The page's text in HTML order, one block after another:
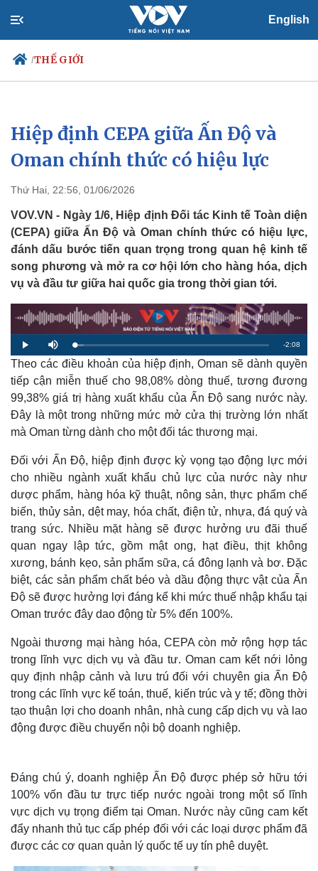
English
/THẾ GIỚI
Chính trị
Đảng
Tổ chức nhân sự
Nhận diện sự thật
Xã hội
Tin 24h
Dự báo thời tiết
Việc làm
Biển đảo
Hiệp định CEPA giữa Ấn Độ và
Oman chính thức có hiệu lực
Thứ Hai, 22:56, 01/06/2026
VOV.VN - Ngày 1/6, Hiệp định Đối tác Kinh tế Toàn diện
(CEPA) giữa Ấn Độ và Oman chính thức có hiệu lực,
đánh dấu bước tiến quan trọng trong quan hệ kinh tế
song phương và mở ra cơ hội lớn cho hàng hóa, dịch
vụ và đầu tư giữa hai quốc gia trong thời gian tới.
P
l
a
y
M
u
t
e
L
o
a
d
4
.
7
8
R
e
n
g
m
e
-2:08
Theo các điều khoản của hiệp định, Oman sẽ dành quyền
tiếp cận miễn thuế cho 98,08% dòng thuế, tương đương
99,38% giá trị hàng xuất khẩu của Ấn Độ sang nước này.
Đây là một trong những mức mở cửa thị trường lớn nhất
mà Oman từng dành cho một đối tác thương mại.
Đối với Ấn Độ, hiệp định được kỳ vọng tạo động lực mới
cho nhiều ngành xuất khẩu chủ lực của nước này như
dược phẩm, hàng hóa kỹ thuật, nông sản, thực phẩm chế
biến, thủy sản, dệt may, hóa chất, điện tử, nhựa, đá quý và
trang sức. Nhiều mặt hàng sẽ được hưởng ưu đãi thuế
quan ngay lập tức, gồm mật ong, hạt điều, thịt không
xương, bánh kẹo, sản phẩm sữa, cá đông lạnh và bơ. Đặc
biệt, các sản phẩm chất béo và dầu động thực vật của Ấn
Độ sẽ được hưởng lợi đáng kể khi mức thuế nhập khẩu tại
Oman trước đây dao động từ 5% đến 100%.
Ngoài thương mại hàng hóa, CEPA còn mở rộng hợp tác
trong lĩnh vực dịch vụ và đầu tư. Oman cam kết nới lỏng
quy định nhập cảnh và lưu trú đối với chuyên gia Ấn Độ
trong các lĩnh vực kế toán, thuế, kiến trúc và y tế; đồng thời
tạo thuận lợi cho doanh nhân, nhà cung cấp dịch vụ và lao
động được điều chuyển nội bộ doanh nghiệp.
Đáng chú ý, doanh nghiệp Ấn Độ được phép sở hữu tới
100% vốn đầu tư trực tiếp nước ngoài trong một số lĩnh
vực dịch vụ trọng điểm tại Oman. Nước này cũng cam kết
đẩy nhanh thủ tục cấp phép đối với các loại dược phẩm đã
được các cơ quan quản lý quốc tế uy tín phê duyệt.